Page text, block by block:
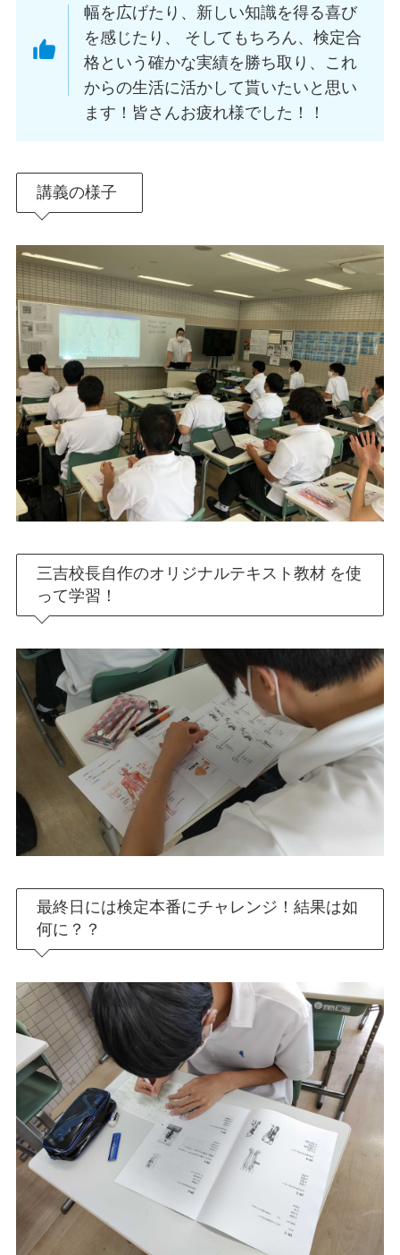
幅を広げたり、新しい知識を得る喜び
を感じたり、 そしてもちろん、検定合
格という確かな実績を勝ち取り、これ
からの生活に活かして貰いたいと思い
ます！皆さんお疲れ様でした！！
講義の様子
三吉校長自作のオリジナルテキスト教材 を使
って学習！
最終日には検定本番にチャレンジ！結果は如
何に？？